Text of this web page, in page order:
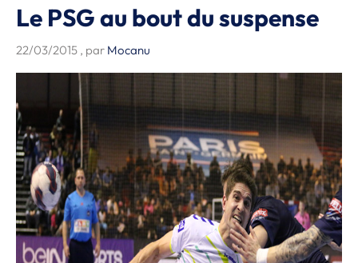
Le PSG au bout du suspense
22/03/2015 , par Mocanu